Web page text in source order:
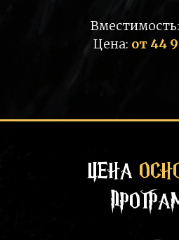
Вместимость:
Цена: от 44
ЦЕНА